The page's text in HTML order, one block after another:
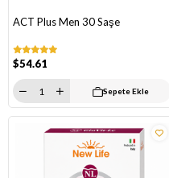
ACT Plus Men 30 Saşe
$54.61
Sepete Ekle